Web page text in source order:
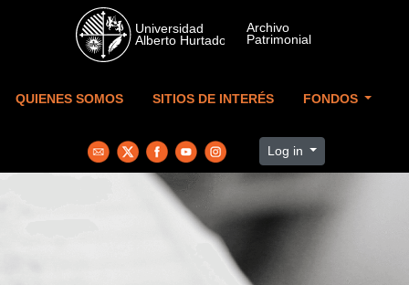
Skip to main content
QUIENES SOMOS SITIOS DE INTERÉS FONDOS
Log in